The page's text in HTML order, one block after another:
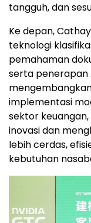
tangguh, dan
Ke depan,
teknologi
pemahaman
serta penerapan
implementasi
sektor
inovasi dan
lebih cerdas,
kebutuhan